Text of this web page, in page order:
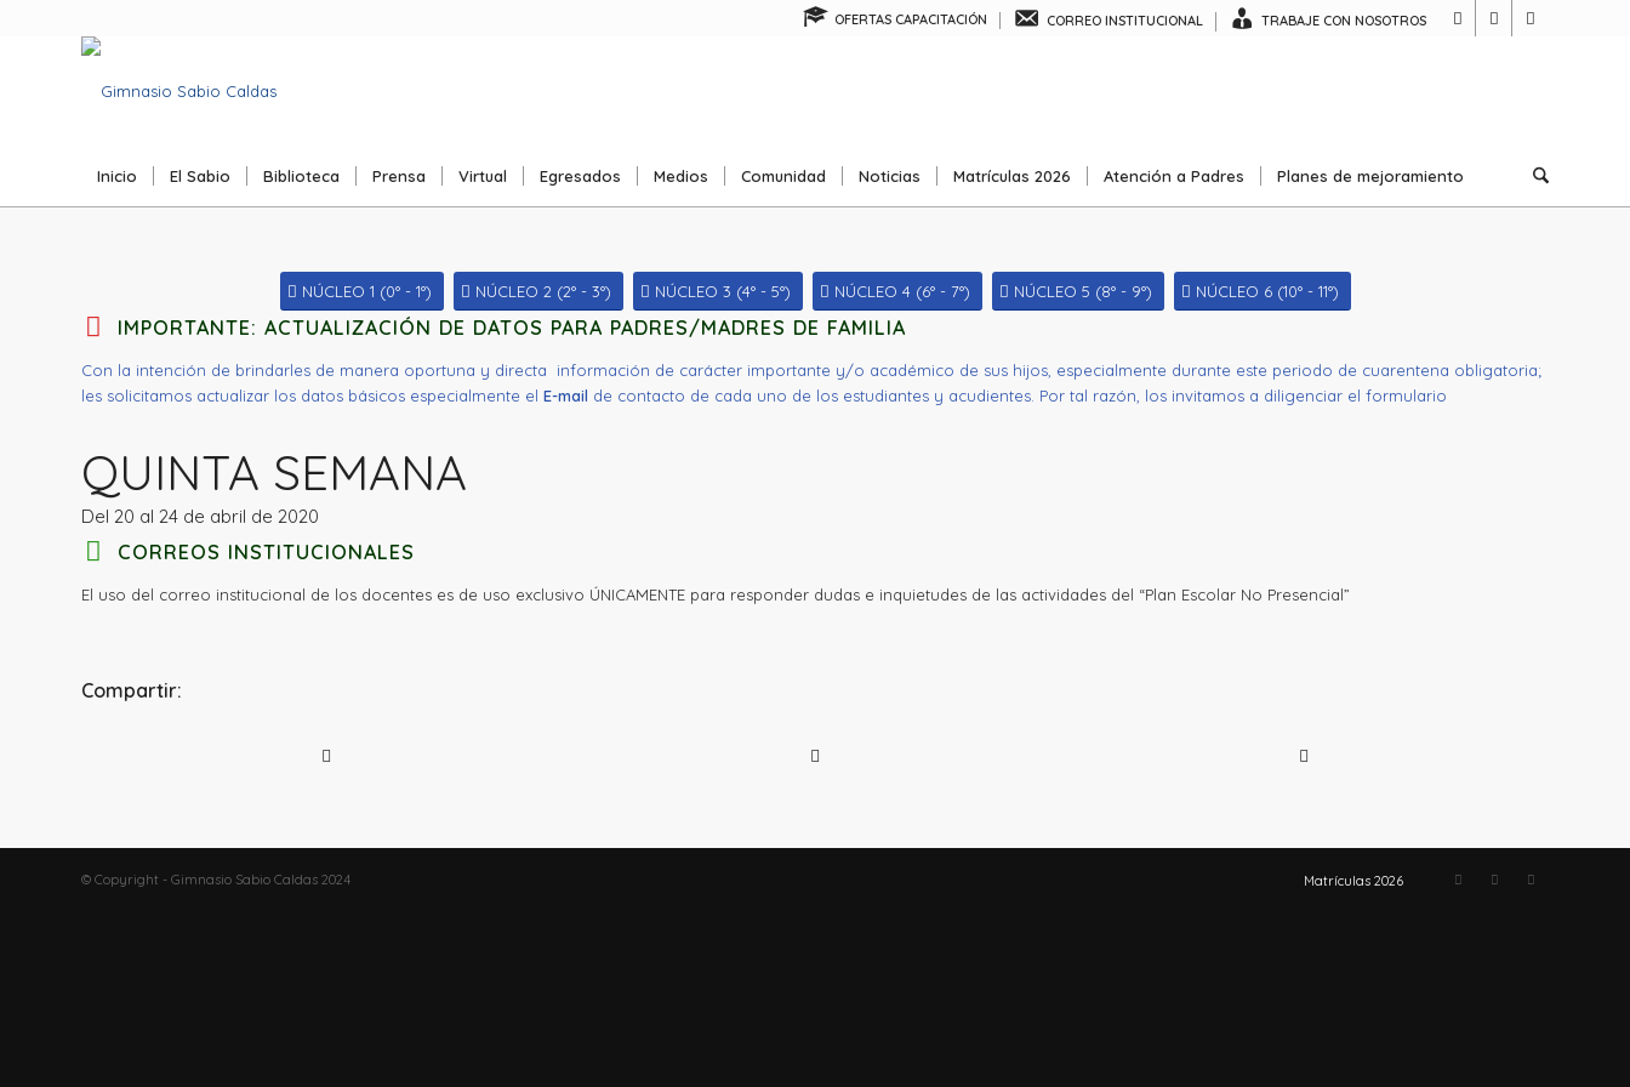
OFERTAS CAPACITACIÓN CORREO INSTITUCIONAL TRABAJE CON NOSOTROS
Inicio El Sabio Biblioteca Prensa Virtual Egresados Medios Comunidad Noticias Matrículas 2026 Atención a Padres Planes de mejoramiento
NÚCLEO 1 (0° - 1°) NÚCLEO 2 (2° - 3°) NÚCLEO 3 (4° - 5°) NÚCLEO 4 (6° - 7°) NÚCLEO 5 (8° - 9°) NÚCLEO 6 (10° - 11°)
IMPORTANTE: ACTUALIZACIÓN DE DATOS PARA PADRES/MADRES DE FAMILIA
Con la intención de brindarles de manera oportuna y directa información de carácter importante y/o académico de sus hijos, especialmente durante este periodo de cuarentena obligatoria;
les solicitamos actualizar los datos básicos especialmente el E-mail de contacto de cada uno de los estudiantes y acudientes. Por tal razón, los invitamos a diligenciar el formulario
QUINTA SEMANA
Del 20 al 24 de abril de 2020
CORREOS INSTITUCIONALES
El uso del correo institucional de los docentes es de uso exclusivo ÚNICAMENTE para responder dudas e inquietudes de las actividades del “Plan Escolar No Presencial”
Compartir:
© Copyright - Gimnasio Sabio Caldas 2024 Matrículas 2026